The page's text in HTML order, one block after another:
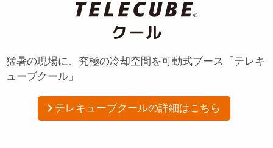
猛暑の現場に、究極の冷却空間を可動式ブース「テレキ
ューブクール」
テレキューブクールの詳細はこちら